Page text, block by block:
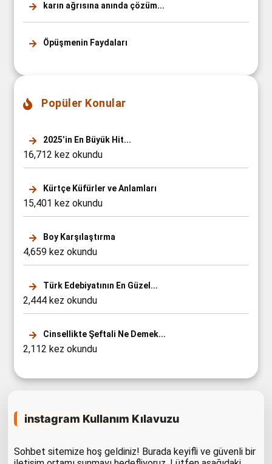
karın ağrısına anında çözüm...
Öpüşmenin Faydaları
Popüler Konular
2025’in En Büyük Hit...
16,712 kez okundu
Kürtçe Küfürler ve Anlamları
15,401 kez okundu
Boy Karşılaştırma
4,659 kez okundu
Türk Edebiyatının En Güzel...
2,444 kez okundu
Cinsellikte Şeftali Ne Demek...
2,112 kez okundu
instagram Kullanım Kılavuzu
Sohbet sitemize hoş geldiniz! Burada keyifli ve güvenli bir